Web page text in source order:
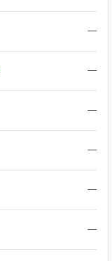
—
—
—
—
—
—